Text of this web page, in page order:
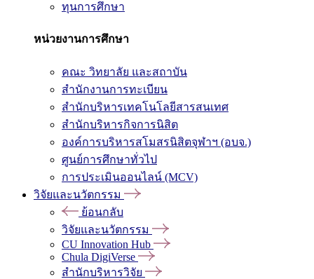
ทุนการศึกษา
หน่วยงานการศึกษา
คณะ วิทยาลัย และสถาบัน
สำนักงานการทะเบียน
สำนักบริหารเทคโนโลยีสารสนเทศ
สำนักบริหารกิจการนิสิต
องค์การบริหารสโมสรนิสิตจุฬาฯ (อบจ.)
ศูนย์การศึกษาทั่วไป
การประเมินออนไลน์ (MCV)
วิจัยและนวัตกรรม
ย้อนกลับ
วิจัยและนวัตกรรม
CU Innovation Hub
Chula DigiVerse
สำนักบริหารวิจัย